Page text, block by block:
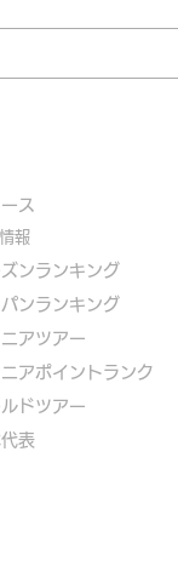
ス
報
ンランキング
ンランキング
アツアー
アポイントランク
ドツアー
代表